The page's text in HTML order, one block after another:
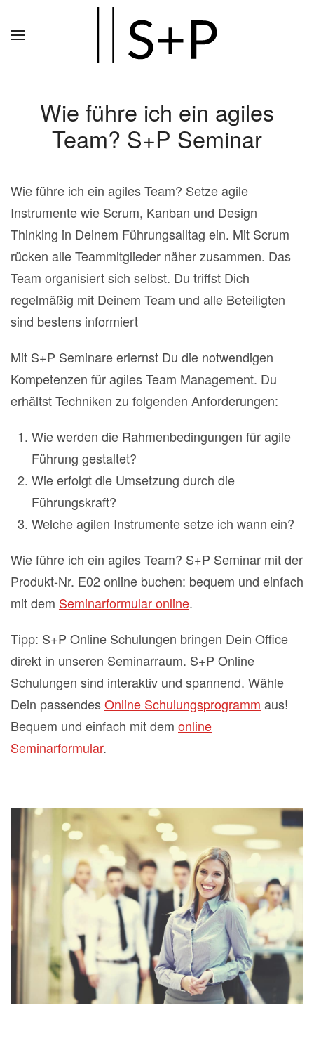
Wie führe ich ein agiles
Team? S+P Seminar
Wie führe ich ein agiles Team? Setze agile
Instrumente wie Scrum, Kanban und Design
Thinking in Deinem Führungsalltag ein. Mit Scrum
rücken alle Teammitglieder näher zusammen. Das
Team organisiert sich selbst. Du triffst Dich
regelmäßig mit Deinem Team und alle Beteiligten
sind bestens informiert
Mit S+P Seminare erlernst Du die notwendigen
Kompetenzen für agiles Team Management. Du
erhältst Techniken zu folgenden Anforderungen:
Wie werden die Rahmenbedingungen für agile
Führung gestaltet?
Wie erfolgt die Umsetzung durch die
Führungskraft?
Welche agilen Instrumente setze ich wann ein?
Wie führe ich ein agiles Team? S+P Seminar mit der
Produkt-Nr. E02 online buchen: bequem und einfach
mit dem Seminarformular online.
Tipp: S+P Online Schulungen bringen Dein Office
direkt in unseren Seminarraum. S+P Online
Schulungen sind interaktiv und spannend. Wähle
Dein passendesOnline Schulungsprogramm aus!
Bequem und einfach mit dem online
Seminarformular.